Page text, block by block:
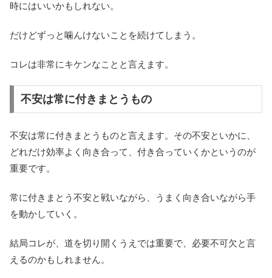
時にはいいかもしれない。
だけどずっと噛んけないことを続けてしまう。
コレは非常にキケンなことと言えます。
不安は常に付きまとうもの
不安は常に付きまとうものと言えます。その不安といかに、
どれだけ効率よく向き合って、付き合っていくかというのが
重要です。
常に付きまとう不安と戦いながら、うまく向き合いながら手
を動かしていく。
結局コレが、道を切り開くうえでは重要で、必要不可欠と言
えるのかもしれません。